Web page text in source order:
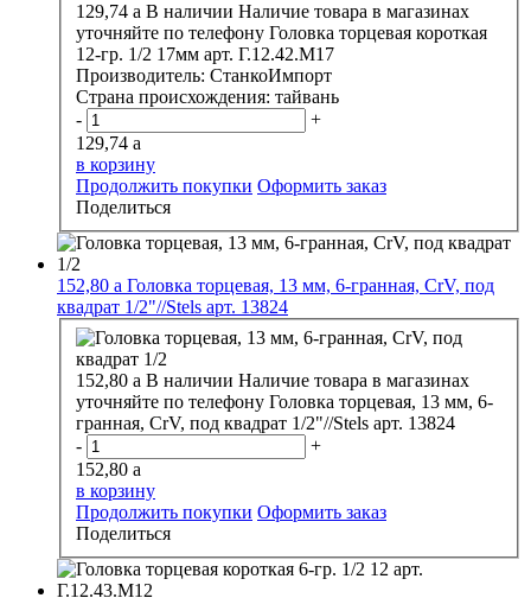
129,74 a В наличии Наличие товара в магазинах
уточняйте по телефону Головка торцевая короткая
12-гр. 1/2 17мм арт. Г.12.42.М17
Производитель: СтанкоИмпорт
Страна происхождения: тайвань
-
+
129,74 a
в корзину
Продолжить покупки Оформить заказ
Поделиться
152,80 a Головка торцевая, 13 мм, 6-гранная, CrV, под
квадрат 1/2"//Stels арт. 13824
152,80 a В наличии Наличие товара в магазинах
уточняйте по телефону Головка торцевая, 13 мм, 6-
гранная, CrV, под квадрат 1/2"//Stels арт. 13824
-
+
152,80 a
в корзину
Продолжить покупки Оформить заказ
Поделиться